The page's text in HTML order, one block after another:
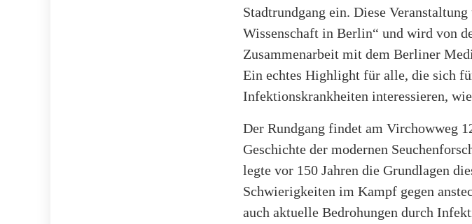
Stadtrundgang ein. Diese
Wissenschaft in Berlin“ und wird von
Zusammenarbeit mit dem Berliner
Ein echtes Highlight für alle, die sich
Infektionskrankheiten interessieren,
Der Rundgang findet am Virchowweg
Geschichte der modernen
legte vor 150 Jahren die Grundlagen
Schwierigkeiten im Kampf gegen
auch aktuelle Bedrohungen durch